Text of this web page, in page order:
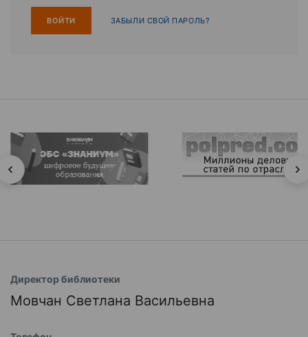
ЗАБЫЛИ СВОЙ ПАРОЛЬ?
Директор библиотеки
Мовчан Светлана Васильевна